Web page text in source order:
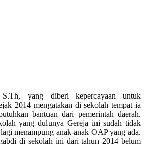
S.Th, yang diberi kepercayaan untuk
2014 mengatakan di sekolah tempat ia
bantuan dari pemerintah daerah.
yang dulunya Gereja ini sudah tidak
menampung anak-anak OAP yang ada.
di sekolah ini dari tahun 2014 belum